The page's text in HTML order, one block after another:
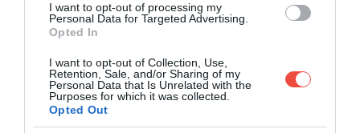
I want to opt-out of processing my
Personal Data for Targeted Advertising.
Opted In
I want to opt-out of Collection, Use,
Retention, Sale, and/or Sharing of my
Personal Data that Is Unrelated with the
Purposes for which it was collected.
Opted Out
EZ VALÓDI VÁLTOZÁST
HOZHAT A SZEGÉNYSÉGBEN
ÉLŐK ÉS A TÁRSADALMI